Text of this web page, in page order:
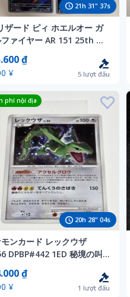
21h31"35s
ザード ピィ ホエルオー ガ
ァイヤー AR 151 25th ポ
ポケモンカード
₫
¥ 5 lượt đấu
20h 28"02s
phí nội địa
ンカード レックウザ
DPBP#442 1ED 秘境の叫
₫
¥ 1 lượt đấu